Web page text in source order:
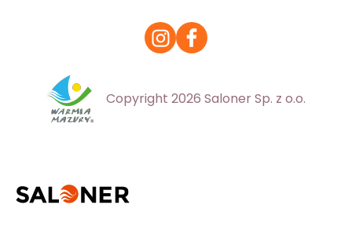
Copyright 2026 Saloner Sp. z o.o.